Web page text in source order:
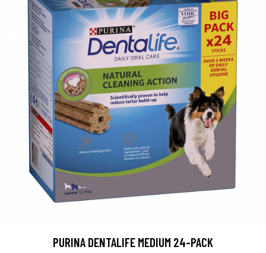
PURINA DENTALIFE MEDIUM 24-PACK